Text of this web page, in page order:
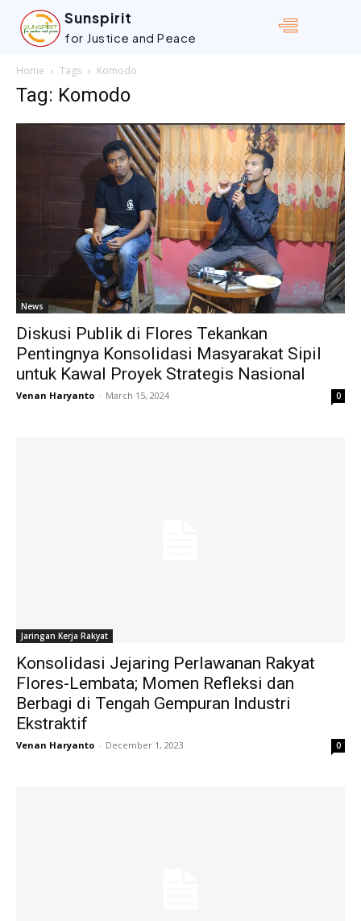
Sunspirit
for Justice and Peace
Home Tags Komodo
Tag: Komodo
News
Diskusi Publik di Flores Tekankan
Pentingnya Konsolidasi Masyarakat Sipil
untuk Kawal Proyek Strategis Nasional
Venan Haryanto - March 15, 2024 0
Jaringan Kerja Rakyat
Konsolidasi Jejaring Perlawanan Rakyat
Flores-Lembata; Momen Refleksi dan
Berbagi di Tengah Gempuran Industri
Ekstraktif
Venan Haryanto - December 1, 2023 0